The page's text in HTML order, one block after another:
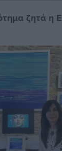
ζητά η